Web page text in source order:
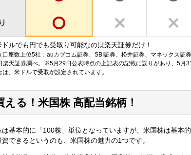
ルでも円でも受取り可能なのは楽天証券だけ！
口座数上位5社：auカブコム証券、SBI証券、松井証券、マネックス証
楽天証券調べ。※5月29日公表時点の上記表の記載に誤りがあり、5月
は、米ドルで受取が設定されています。
える！米国株 高配当銘柄！
基本的に「100株」単位となっていますが、米国株は基本
できるというのも、米国株の魅力の1つです。